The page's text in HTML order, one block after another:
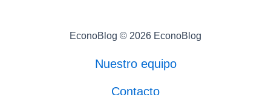
EconoBlog © 2026 EconoBlog
Nuestro equipo
Contacto